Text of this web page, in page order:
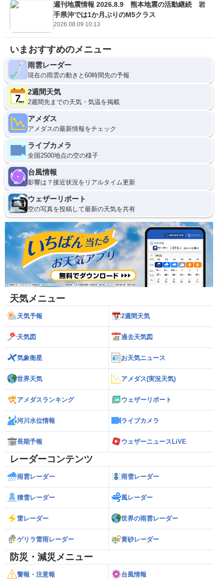
週刊地震情報 2026.8.9 熊本地震の活動継続 岩
手県沖では1か月ぶりのM5クラス
2026.08.09 10:13
いまおすすめのメニュー
雨雲レーダー
現在の雨雲の動きと60時間先の予報
2週間天気
2週間先までの天気・気温を掲載
アメダス
アメダスの最新情報をチェック
ライブカメラ
全国2500地点の空の様子
台風情報
影響は？接近状況をリアルタイム更新
ウェザーリポート
空の写真を投稿して最新の天気を共有
天気メニュー
天気予報 2週間天気
天気図 過去天気図
気象衛星 お天気ニュース
世界天気 アメダス(実況天気)
アメダスランキング ウェザーリポート
河川水位情報 ライブカメラ
長期予報 ウェザーニュースLiVE
レーダーコンテンツ
雨雲レーダー 雨雪レーダー
積雪レーダー 風レーダー
雷レーダー 世界の雨雲レーダー
ゲリラ雷雨レーダー 黄砂レーダー
防災・減災メニュー
警報・注意報 台風情報